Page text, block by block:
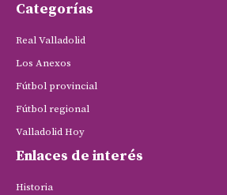
Categorías
Real Valladolid
Los Anexos
Fútbol provincial
Fútbol regional
Valladolid Hoy
Enlaces de interés
Historia